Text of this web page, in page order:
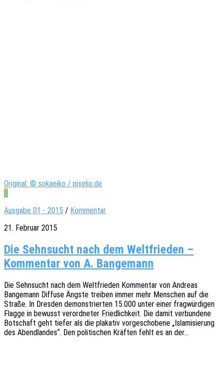
Original: © sokaeiko / pixelio.de
0
Ausgabe 01 - 2015 / Kommentar
21. Februar 2015
Die Sehnsucht nach dem Weltfrieden –
Kommentar von A. Bangemann
Die Sehn­sucht nach dem Welt­frie­den Kommen­tar von Andre­as
Bange­mann Diffu­se Ängste trei­ben immer mehr Menschen auf die
Straße. In Dres­den demons­trier­ten 15.000 unter einer frag­wür­di­gen
Flagge in bewusst verord­ne­ter Fried­lich­keit. Die damit verbun­de­ne
Botschaft geht tiefer als die plaka­tiv vorge­scho­be­ne „Isla­mi­sie­rung
des Abend­lan­des“. Den poli­ti­schen Kräf­ten fehlt es an der…